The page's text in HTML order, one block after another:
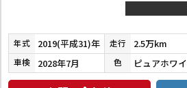
年式 2019(平成31)年 走行 2.5万km
車検 2028年7月 色